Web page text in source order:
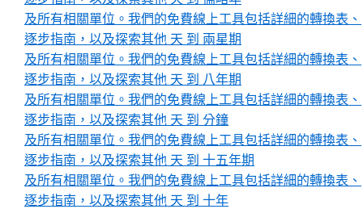
及所有相關單位。我們的免費線上工具包括詳細的轉換表、
逐步指南，以及探索其他 天 到 兩星期
及所有相關單位。我們的免費線上工具包括詳細的轉換表、
逐步指南，以及探索其他 天 到 八年期
及所有相關單位。我們的免費線上工具包括詳細的轉換表、
逐步指南，以及探索其他 天 到 分鐘
及所有相關單位。我們的免費線上工具包括詳細的轉換表、
逐步指南，以及探索其他 天 到 十五年期
及所有相關單位。我們的免費線上工具包括詳細的轉換表、
逐步指南，以及探索其他 天 到 十年